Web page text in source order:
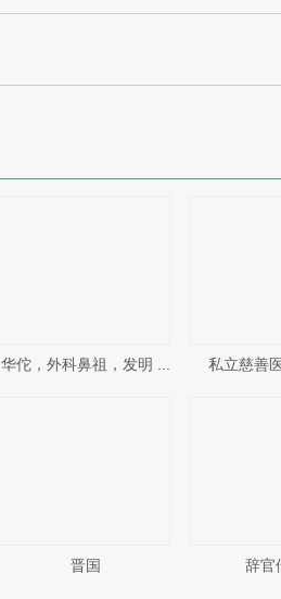
华佗，外科鼻祖，发明 ... 私立慈善
晋国 辞官